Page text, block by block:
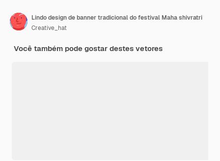
Lindo design de banner tradicional do festival Maha shivratri
Creative_hat
Você também pode gostar destes vetores